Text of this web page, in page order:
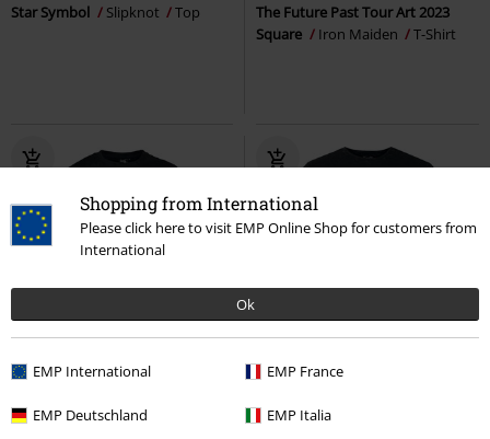
Shopping from International
Please click here to visit EMP Online Shop for customers from
International
Ok
EMP International EMP France
EMP Deutschland EMP Italia
Star Symbol Slipknot Top
The Future Past Tour Art 2023
Square
Iron Maiden T-Shirt
RRP Da 49,99 €
EMP Signature Collection
RRP 43,99 €
EMP Signature Collection